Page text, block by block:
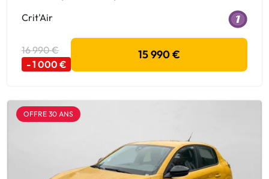
Crit'Air
16 990 €
- 1 000 €
15 990 €
OFFRE 30 ANS